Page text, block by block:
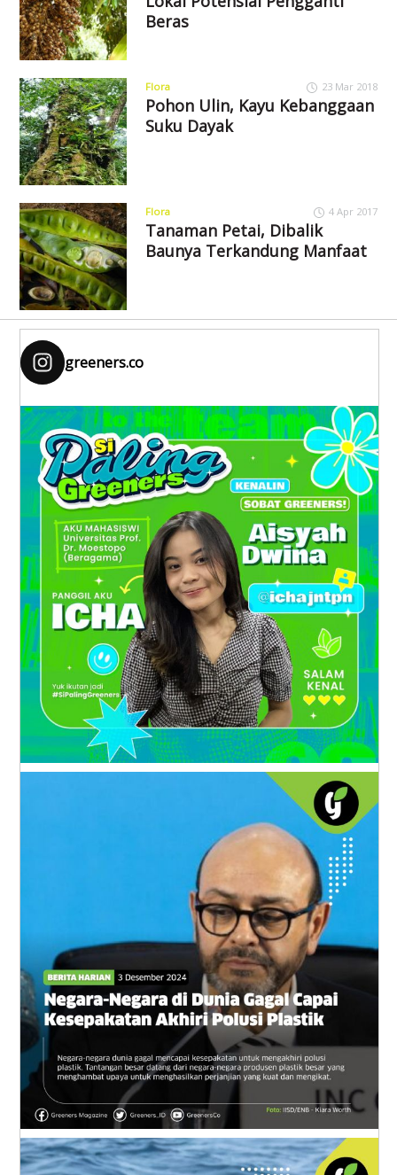
Beras
Flora 23 Mar 2018
Pohon Ulin, Kayu Kebanggaan
Suku Dayak
Flora 4 Apr 2017
Tanaman Petai, Dibalik
Baunya Terkandung Manfaat
greeners.co